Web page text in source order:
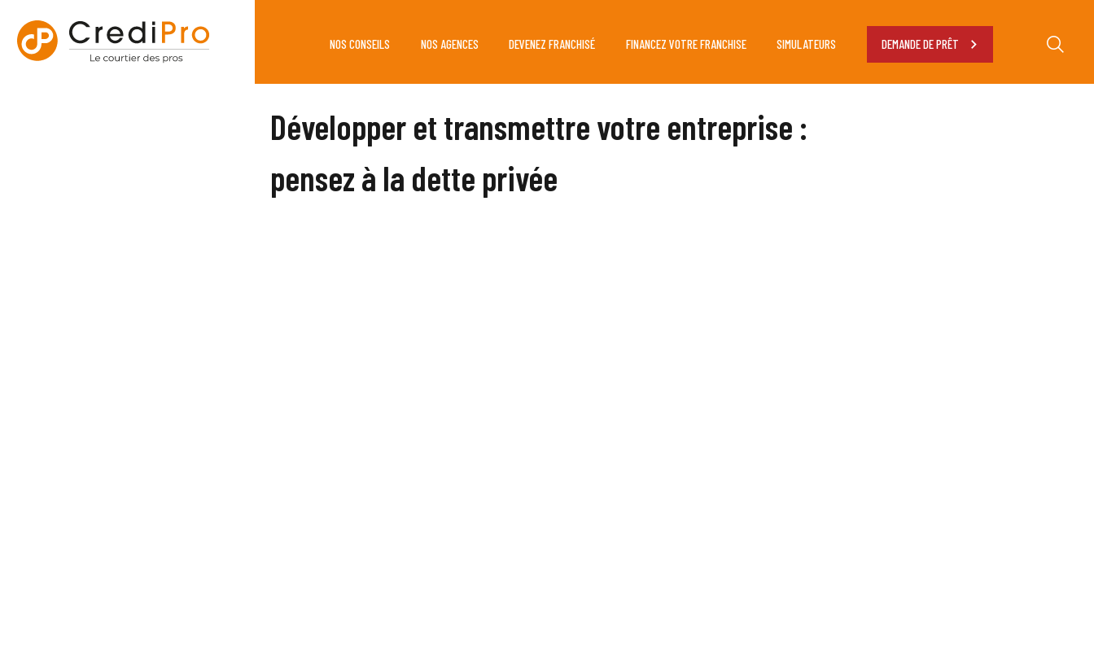
NOS CONSEILS NOS AGENCES DEVENEZ FRANCHISÉ FINANCEZ VOTRE FRANCHISE SIMULATEURS DEMANDE DE PRÊT
Développer et transmettre votre entreprise :
pensez à la dette privée